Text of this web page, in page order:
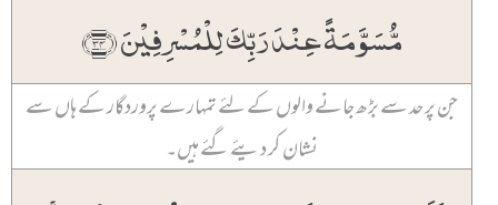
مُّسَوَّمَۃً عِنۡدَ رَبِّکَ لِلۡمُسۡرِفِیۡنَ ﴿۳۴﴾
جن پر حد سے بڑھ جانے والوں کے لئے تمہارے پروردگار کے ہاں سے
نشان کر دیئے گئے ہیں۔